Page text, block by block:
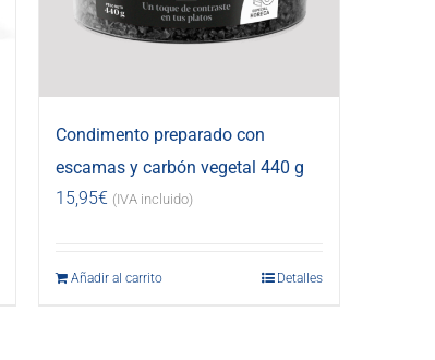
Condimento preparado con
escamas y carbón vegetal 440 g
15,95€ (IVA incluido)
Añadir al carrito Detalles